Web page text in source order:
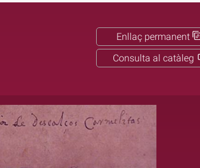
Enllaç permanent
Consulta al catàleg